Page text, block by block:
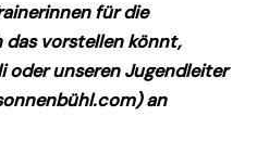
für die
das vorstellen könnt,
oder unseren Jugendleiter
an